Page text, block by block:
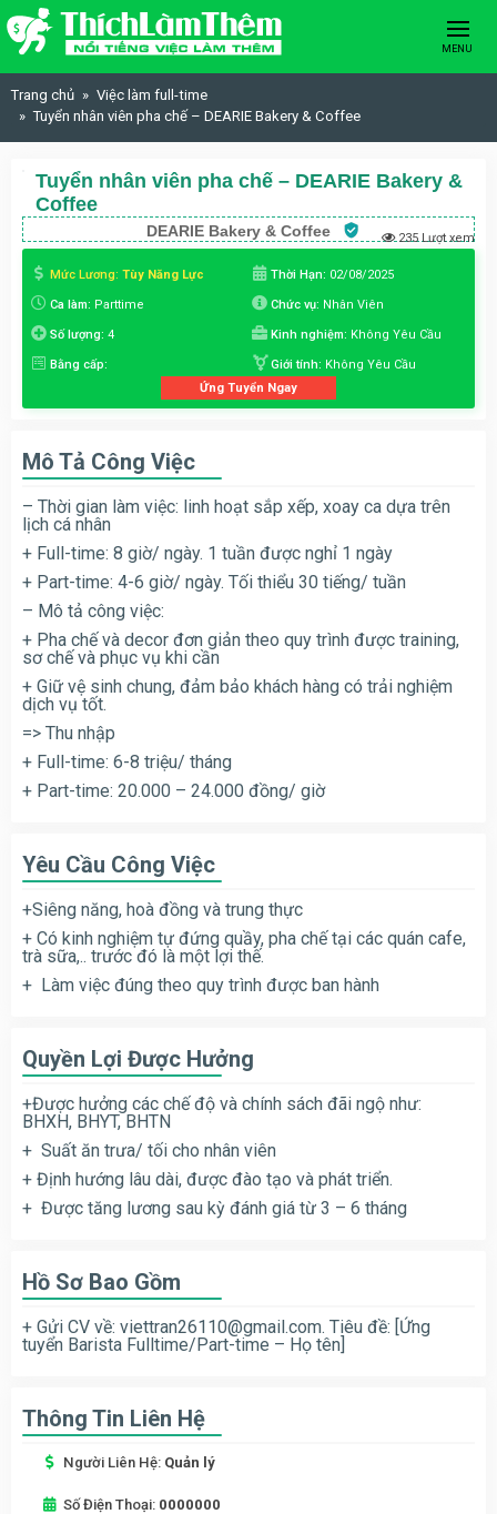
Skip to content
MENU
Trang chủ
Việc làm full-time
Tuyển nhân viên pha chế – DEARIE Bakery & Coffee
Tuyển nhân viên pha chế – DEARIE Bakery &
Coffee
DEARIE Bakery & Coffee 235 Lượt xem
Mức Lương: Tùy Năng Lực Thời Hạn: 02/08/2025
Ca làm: Parttime Chức vụ: Nhân Viên
Số lượng: 4 Kinh nghiệm: Không Yêu Cầu
Bằng cấp: Giới tính: Không Yêu Cầu
Ứng Tuyển Ngay
Mô Tả Công Việc
– Thời gian làm việc: linh hoạt sắp xếp, xoay ca dựa trên
lịch cá nhân
+ Full-time: 8 giờ/ ngày. 1 tuần được nghỉ 1 ngày
+ Part-time: 4-6 giờ/ ngày. Tối thiểu 30 tiếng/ tuần
– Mô tả công việc:
+ Pha chế và decor đơn giản theo quy trình được training,
sơ chế và phục vụ khi cần
+ Giữ vệ sinh chung, đảm bảo khách hàng có trải nghiệm
dịch vụ tốt.
=> Thu nhập
+ Full-time: 6-8 triệu/ tháng
+ Part-time: 20.000 – 24.000 đồng/ giờ
Yêu Cầu Công Việc
+Siêng năng, hoà đồng và trung thực
+ Có kinh nghiệm tự đứng quầy, pha chế tại các quán cafe,
trà sữa,.. trước đó là một lợi thế.
+ Làm việc đúng theo quy trình được ban hành
Quyền Lợi Được Hưởng
+Được hưởng các chế độ và chính sách đãi ngộ như:
BHXH, BHYT, BHTN
+ Suất ăn trưa/ tối cho nhân viên
+ Định hướng lâu dài, được đào tạo và phát triển.
+ Được tăng lương sau kỳ đánh giá từ 3 – 6 tháng
Hồ Sơ Bao Gồm
+ Gửi CV về: viettran26110@gmail.com. Tiêu đề: [Ứng
tuyển Barista Fulltime/Part-time – Họ tên]
Thông Tin Liên Hệ
Người Liên Hệ: Quản lý
Số Điện Thoại: 0000000